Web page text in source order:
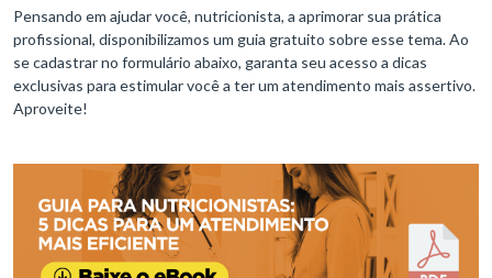
Pensando em ajudar você, nutricionista, a aprimorar sua prática
profissional, disponibilizamos um guia gratuito sobre esse tema. Ao
se cadastrar no formulário abaixo, garanta seu acesso a dicas
exclusivas para estimular você a ter um atendimento mais assertivo.
Aproveite!